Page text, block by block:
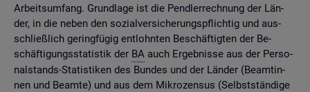
Ar­beits­um­fang. Grund­la­ge ist die Pend­ler­rech­nung der Län­
der, in die neben den so­zi­al­ver­si­che­rungs­pflich­tig und aus­
schlie­ß­lich ge­ring­fü­gig ent­lohn­ten Be­schäf­tig­ten der Be­
schäf­ti­gungs­sta­tis­tik der BA auch Er­geb­nis­se aus der Per­so­
nal­stands-Sta­tis­ti­ken des Bun­des und der Län­der (Be­am­tin­
nen und Be­am­te) und aus dem Mi­kro­zen­sus (Selbst­stän­di­ge